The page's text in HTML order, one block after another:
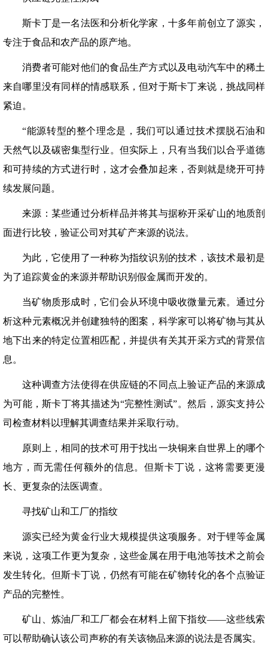
斯卡丁是一名法医和分析化学家，十多年前创立了源实，
专注于食品和农产品的原产地。
消费者可能对他们的食品生产方式以及电动汽车中的稀土
来自哪里没有同样的情感联系，但对于斯卡丁来说，挑战同样
紧迫。
“能源转型的整个理念是，我们可以通过技术摆脱石油和
天然气以及碳密集型行业。但实际上，只有当我们以合乎道德
和可持续的方式进行时，这才会叠加起来，否则就是绕开可持
续发展问题。
来源：某些通过分析样品并将其与据称开采矿山的地质剖
面进行比较，验证公司对其矿产来源的说法。
为此，它使用了一种称为指纹识别的技术，该技术最初是
为了追踪黄金的来源并帮助识别假金属而开发的。
当矿物质形成时，它们会从环境中吸收微量元素。通过分
析这种元素概况并创建独特的图案，科学家可以将矿物与其从
地下出来的特定位置相匹配，并提供有关其开采方式的背景信
息。
这种调查方法使得在供应链的不同点上验证产品的来源成
为可能，斯卡丁将其描述为“完整性测试”。然后，源实支持公
司检查材料以理解其调查结果并采取行动。
原则上，相同的技术可用于找出一块铜来自世界上的哪个
地方，而无需任何额外的信息。但斯卡丁说，这将需要更漫
长、更复杂的法医调查。
寻找矿山和工厂的指纹
源实已经为黄金行业大规模提供这项服务。对于锂等金属
来说，这项工作更为复杂，这些金属在用于电池等技术之前会
发生转化。但斯卡丁说，仍然有可能在矿物转化的各个点验证
产品的完整性。
矿山、炼油厂和工厂都会在材料上留下指纹——这些线索
可以帮助确认该公司声称的有关该物品来源的说法是否属实。